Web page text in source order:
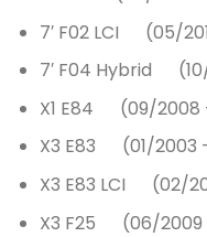
7′ F02 LCI (05/
7′ F04 Hybrid
X1 E84 (09/2008
X3 E83 (01/2003
X3 E83 LCI (02/
X3 F25 (06/2009